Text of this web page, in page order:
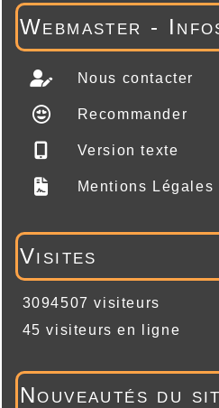
Webmaster -
Nous contacter
Recommander
Version texte
Mentions Légales
Visites
3094507 visiteurs
45 visiteurs en ligne
Nouveautés du